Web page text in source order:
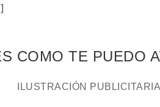
COMO TE PUEDO
ILUSTRACIÓN PUBLICITARIA